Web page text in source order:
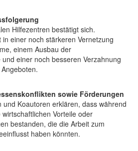
Hilfezentren bestätigt sich.
einer noch stärkeren Vernetzung
einem Ausbau der
einer noch besseren Verzahnung
sowie Förderungen
und Koautoren erklären, dass während
Vorteile oder
bestanden, die die Arbeit zum
haben könnten.